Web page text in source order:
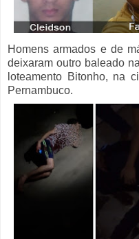
Homens armados e de
deixaram outro baleado
loteamento Bitonho, na
Pernambuco.